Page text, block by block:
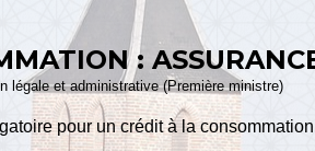
:
légale et administrative (Première ministre)
pour un crédit à la